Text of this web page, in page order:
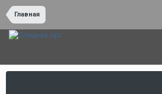
Главная